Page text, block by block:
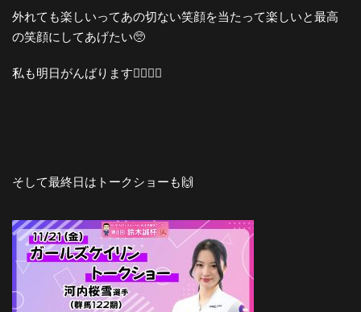
外れても楽しいってあの切ない笑顔を当たって楽しいと最高
の笑顔にしてあげたい🥺
私も明日がんばります❤️‍🔥❤️‍🔥
そして最終日はトークショーも🙌